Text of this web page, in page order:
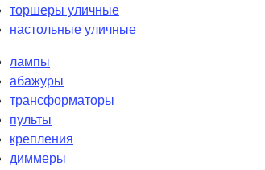
торшеры уличные
настольные уличные
лампы
абажуры
трансформаторы
пульты
крепления
диммеры